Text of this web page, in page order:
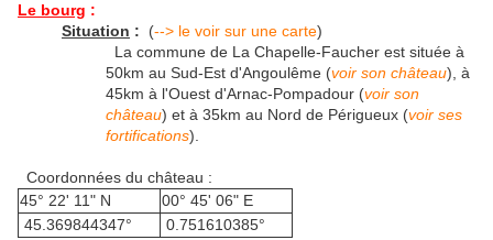
Le bourg :
Situation : (--> le voir sur une carte)
La commune de La Chapelle-Faucher est située à
50km au Sud-Est d'Angoulême (voir son château), à
45km à l'Ouest d'Arnac-Pompadour (voir son
château) et à 35km au Nord de Périgueux (voir ses
fortifications).
Coordonnées du château :
45° 22' 11" N
00° 45' 06" E
45.369844347°
0.751610385°